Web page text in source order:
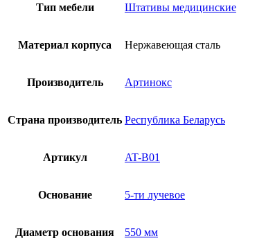
Тип мебели Штативы медицинские
Материал корпуса Нержавеющая сталь
Производитель Артинокс
Страна производитель Республика Беларусь
Артикул AT-B01
Основание 5-ти лучевое
Диаметр основания 550 мм